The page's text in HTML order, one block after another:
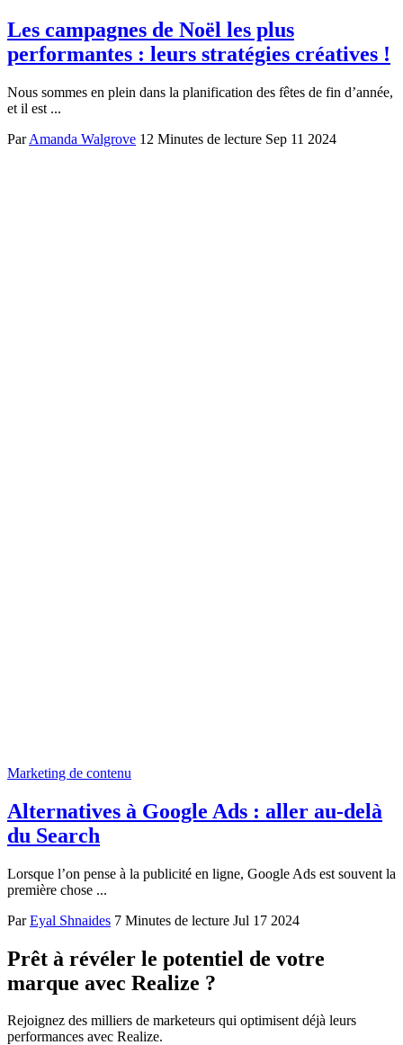
Les campagnes de Noël les plus
performantes : leurs stratégies créatives !
Nous sommes en plein dans la planification des fêtes de fin d’année,
et il est ...
Par Amanda Walgrove 12 Minutes de lecture Sep 11 2024
Marketing de contenu
Alternatives à Google Ads : aller au-delà
du Search
Lorsque l’on pense à la publicité en ligne, Google Ads est souvent la
première chose ...
Par Eyal Shnaides 7 Minutes de lecture Jul 17 2024
Prêt à révéler le potentiel de votre
marque avec Realize ?
Rejoignez des milliers de marketeurs qui optimisent déjà leurs
performances avec Realize.